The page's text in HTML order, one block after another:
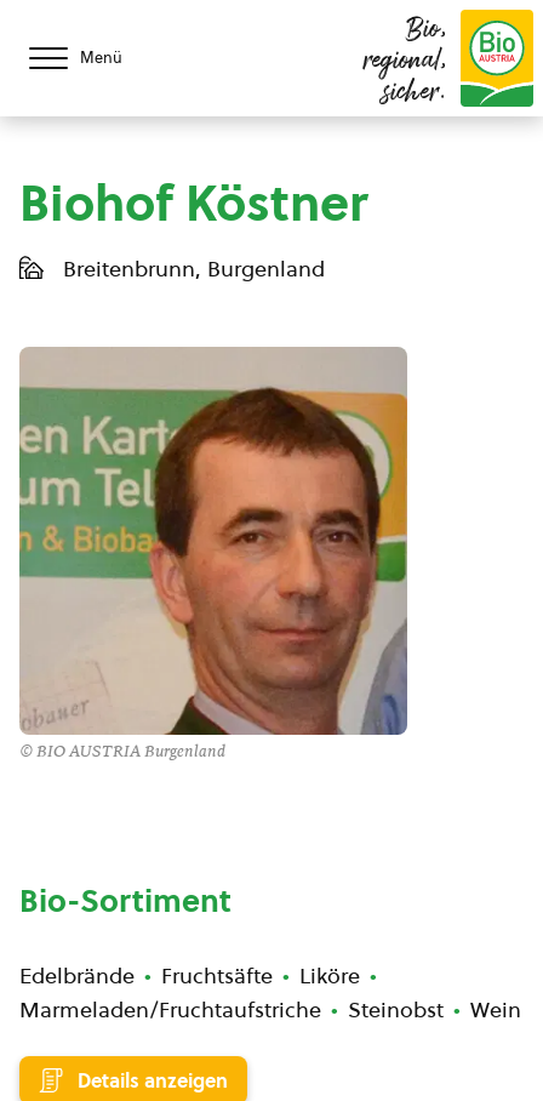
Menü
Bio,
regional,
sicher.
Biohof Köstner
Breitenbrunn, Burgenland
© BIO AUSTRIA Burgenland
Bio-Sortiment
Edelbrände Fruchtsäfte
Liköre
Marmeladen/Fruchtaufstriche
Steinobst Wein
Details anzeigen